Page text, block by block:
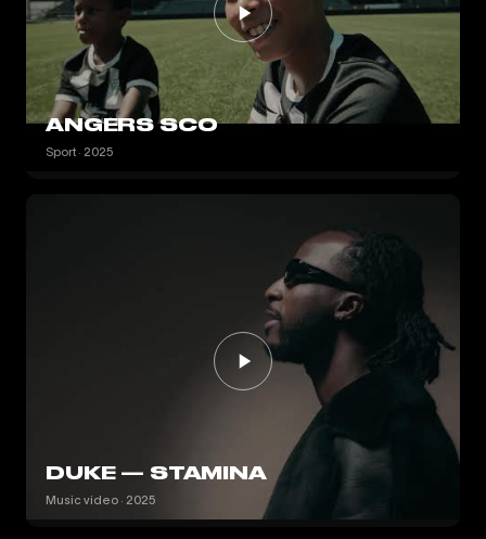
ANGERS SCO
Sport · 2025
DUKE — STAMINA
Music video · 2025